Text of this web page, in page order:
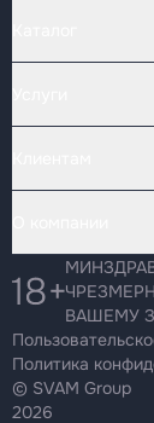
ВАШЕМУ
Политика
© SVAM Group
2026